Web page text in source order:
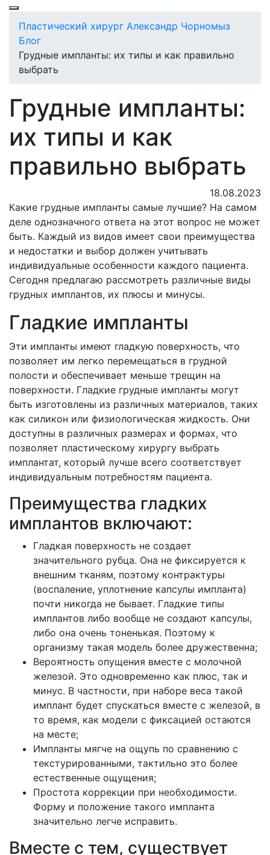
Пластический хирург Александр Чорномыз
Блог
Грудные импланты: их типы и как правильно
выбрать
Грудные импланты:
их типы и как
правильно выбрать
18.08.2023
Какие грудные импланты самые лучшие? На самом
деле однозначного ответа на этот вопрос не может
быть. Каждый из видов имеет свои преимущества
и недостатки и выбор должен учитывать
индивидуальные особенности каждого пациента.
Сегодня предлагаю рассмотреть различные виды
грудных имплантов, их плюсы и минусы.
Гладкие импланты
Эти импланты имеют гладкую поверхность, что
позволяет им легко перемещаться в грудной
полости и обеспечивает меньше трещин на
поверхности. Гладкие грудные импланты могут
быть изготовлены из различных материалов, таких
как силикон или физиологическая жидкость. Они
доступны в различных размерах и формах, что
позволяет пластическому хирургу выбрать
имплантат, который лучше всего соответствует
индивидуальным потребностям пациента.
Преимущества гладких
имплантов включают:
Гладкая поверхность не создает
значительного рубца. Она не фиксируется к
внешним тканям, поэтому контрактуры
(воспаление, уплотнение капсулы импланта)
почти никогда не бывает. Гладкие типы
имплантов либо вообще не создают капсулы,
либо она очень тоненькая. Поэтому к
организму такая модель более дружественна;
Вероятность опущения вместе с молочной
железой. Это одновременно как плюс, так и
минус. В частности, при наборе веса такой
имплант будет спускаться вместе с железой, в
то время, как модели с фиксацией остаются
на месте;
Импланты мягче на ощупь по сравнению с
текстурированными, тактильно это более
естественные ощущения;
Простота коррекции при необходимости.
Форму и положение такого импланта
значительно легче исправить.
Вместе с тем, существует